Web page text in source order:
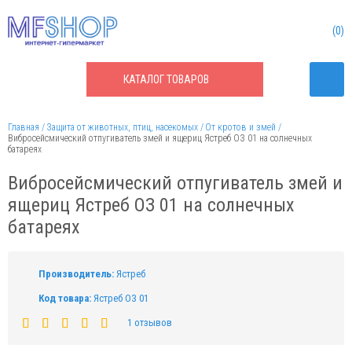
КАТАЛОГТОВАРОВ
0
Главная Защита от животных, птиц, насекомых
От кротов и змей
Вибросейсмический отпугиватель змей и ящериц Ястреб ОЗ 01 на солнечных
батареях
Вибросейсмический отпугиватель змей и
ящериц Ястреб ОЗ 01 на солнечных
батареях
Производитель: Ястреб
Код товара: Ястреб ОЗ 01
1 отзывов